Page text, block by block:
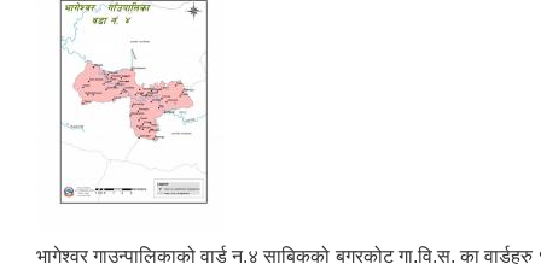
भागेश्वर गाउन्पालिकाको वार्ड न.४ साबिकको बगरकोट गा.वि.स. का